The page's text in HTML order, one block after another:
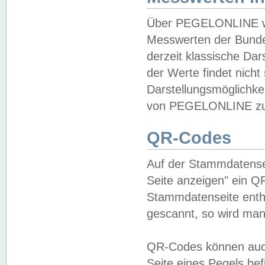
Über PEGELONLINE
Messwerten der
derzeit klassische
der Werte findet
von PEGELONLINE
QR-Codes
Auf der
Seite anzeigen" ein
Stammdatenseite
gescannt, so wird
QR-Codes können